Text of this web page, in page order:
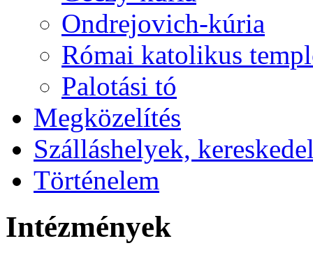
Ondrejovich-kúria
Római katolikus
Palotási tó
Megközelítés
Szálláshelyek,
Történelem
Intézmények